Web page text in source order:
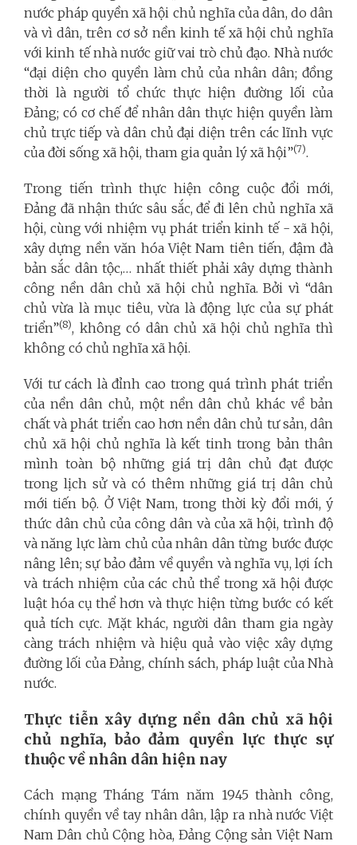
nước pháp quyền xã hội chủ nghĩa của dân, do dân
và vì dân, trên cơ sở nền kinh tế xã hội chủ nghĩa
với kinh tế nhà nước giữ vai trò chủ đạo. Nhà nước
“đại diện cho quyền làm chủ của nhân dân; đồng
thời là người tổ chức thực hiện đường lối của
Đảng; có cơ chế để nhân dân thực hiện quyền làm
chủ trực tiếp và dân chủ đại diện trên các lĩnh vực
của đời sống xã hội, tham gia quản lý xã hội”(7).
Trong tiến trình thực hiện công cuộc đổi mới,
Đảng đã nhận thức sâu sắc, để đi lên chủ nghĩa xã
hội, cùng với nhiệm vụ phát triển kinh tế - xã hội,
xây dựng nền văn hóa Việt Nam tiên tiến, đậm đà
bản sắc dân tộc,… nhất thiết phải xây dựng thành
công nền dân chủ xã hội chủ nghĩa. Bởi vì “dân
chủ vừa là mục tiêu, vừa là động lực của sự phát
triển”(8), không có dân chủ xã hội chủ nghĩa thì
không có chủ nghĩa xã hội.
Với tư cách là đỉnh cao trong quá trình phát triển
của nền dân chủ, một nền dân chủ khác về bản
chất và phát triển cao hơn nền dân chủ tư sản, dân
chủ xã hội chủ nghĩa là kết tinh trong bản thân
mình toàn bộ những giá trị dân chủ đạt được
trong lịch sử và có thêm những giá trị dân chủ
mới tiến bộ. Ở Việt Nam, trong thời kỳ đổi mới, ý
thức dân chủ của công dân và của xã hội, trình độ
và năng lực làm chủ của nhân dân từng bước được
nâng lên; sự bảo đảm về quyền và nghĩa vụ, lợi ích
và trách nhiệm của các chủ thể trong xã hội được
luật hóa cụ thể hơn và thực hiện từng bước có kết
quả tích cực. Mặt khác, người dân tham gia ngày
càng trách nhiệm và hiệu quả vào việc xây dựng
đường lối của Đảng, chính sách, pháp luật của Nhà
nước.
Thực tiễn xây dựng nền dân chủ xã hội
chủ nghĩa, bảo đảm quyền lực thực sự
thuộc về nhân dân hiện nay
Cách mạng Tháng Tám năm 1945 thành công,
chính quyền về tay nhân dân, lập ra nhà nước Việt
Nam Dân chủ Cộng hòa, Đảng Cộng sản Việt Nam